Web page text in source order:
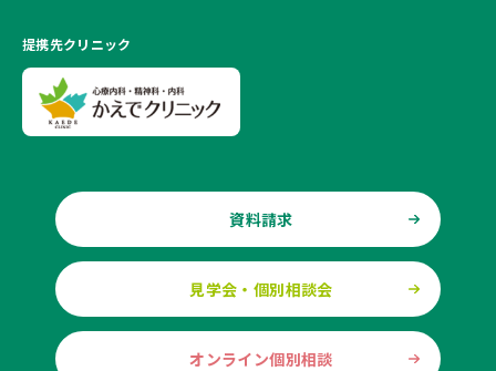
提携先クリニック
資料請求
見学会・個別相談会
オンライン個別相談